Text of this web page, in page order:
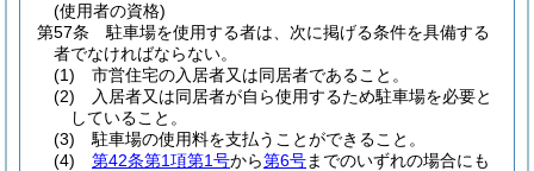
(使用者の資格)
第57条
駐車場を使用する者は、次に掲げる条件を具備する
者でなければならない。
(1)
市営住宅の入居者又は同居者であること。
(2)
入居者又は同居者が自ら使用するため駐車場を必要と
していること。
(3)
駐車場の使用料を支払うことができること。
(4)
第42条第1項第1号から第6号までのいずれの場合にも